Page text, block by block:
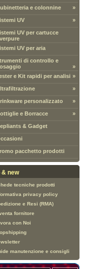
e colonnine »
UV »
UV per cartucce
UV per aria
di controllo e
»
e Kit rapidi per analisi »
»
personalizzato »
e Borracce »
& Gadget
pacchetto prodotti
& new
tecniche prodotti
privacy policy
e Resi (RMA)
fornitore
con Noi
manutenzione e consigli